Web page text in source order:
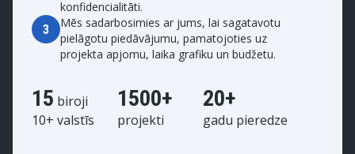
konfidencialitāti.
3
Mēs sadarbosimies ar jums, lai sagatavotu
pielāgotu piedāvājumu, pamatojoties uz
projekta apjomu, laika grafiku un budžetu.
15 biroji
10+ valstīs
1500+
projekti
20+
gadu pieredze